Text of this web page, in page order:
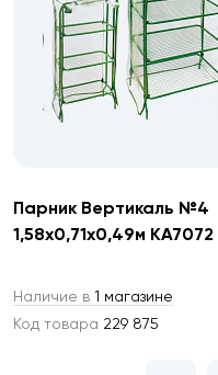
Парник Вертикаль №4
1,58х0,71х0,49м КА7072
Наличие в 1 магазине
Код товара 229 875